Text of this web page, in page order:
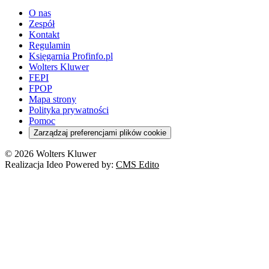
O nas
Zespół
Kontakt
Regulamin
Księgarnia Profinfo.pl
Wolters Kluwer
FEPI
FPOP
Mapa strony
Polityka prywatności
Pomoc
Zarządzaj preferencjami plików cookie
© 2026 Wolters Kluwer
Realizacja Ideo Powered by: CMS Edito